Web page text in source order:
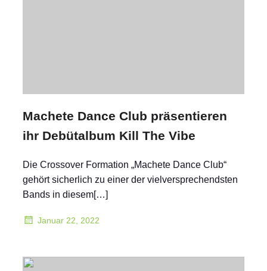
Machete Dance Club präsentieren
ihr Debütalbum Kill The Vibe
Die Crossover Formation „Machete Dance Club“
gehört sicherlich zu einer der vielversprechendsten
Bands in diesem[…]
Januar 22, 2022